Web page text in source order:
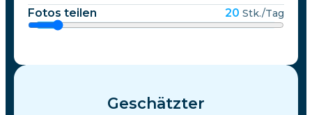
Fotos teilen 20 Stk./Tag
Geschätzter